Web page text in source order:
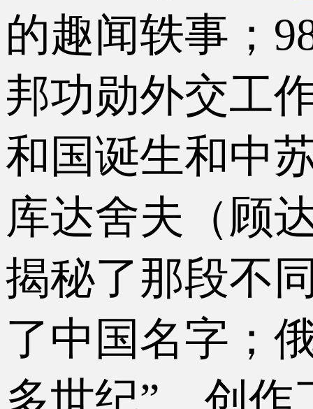
的趣闻轶事；
邦功勋外交工
和国诞生和中
库达舍夫（顾
揭秘了那段不
了中国名字；